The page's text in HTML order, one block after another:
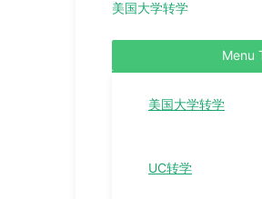
美国大学转学
Menu
美国大学转学
UC转学